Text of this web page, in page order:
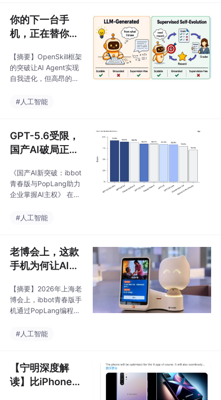
你的下一台手
机，正在替你赚
自进化时代遇上i
bbot Token节
【摘要】OpenSkill框架
的突破让AI Agent实现
自我进化，但高昂的算
青春版手机以1580元价
运行；2）poplang语言
降低90% Token消耗；
3）闲置算力可转化为T
者"模式打破传统AI设备
局限，用户既是使用者
也是算力节点，通过点
quot
#人工智能
GPT-5.6受限，
国产AI破局正当
版与PopLang如
何让每家企业都
《国产AI新突破：ibbot
青春版与PopLang助力
企业掌握AI主权》 在海
下，国产AI迎来发展机
云端依赖强和成本失控
三大痛点，而ibbot青春
版手机搭载的PopLang
案。PopLang采用"编
译-执行"分离架构，实
现一次生成代码即可无
oken消耗降低90%-9
#人工智能
老博会上，这款
手机为何让AI老
bbot青春版，一
个让你家的toke
AI编程执行器
【摘要】2026年上海老
博会上，ibbot青春版手
机通过PopLang编程语
硬件模式。该技术将情
转为本地执行，实现9
0%-99%的Token节
省，并具备图灵完备的
#人工智能
【宁明深度解
读】比iPhone更